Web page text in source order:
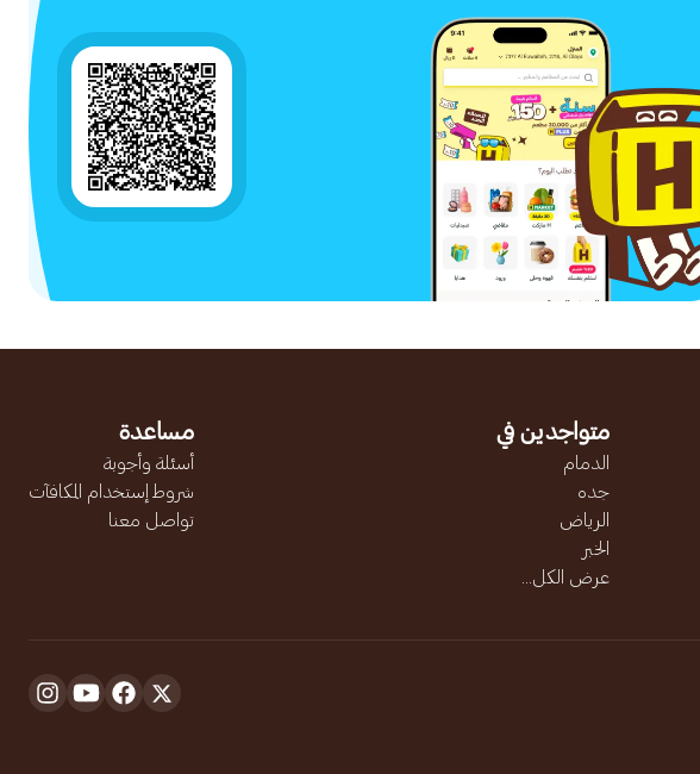
متواجدين في
الدمام
جده
الرياض
الخبر
عرض الكل...
مساعدة
أسئلة وأجوبة
شروط إستخدام المكافآت
تواصل معنا